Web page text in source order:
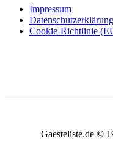
Impressum
Datenschutzerklärung
Cookie-Richtlinie
Gaesteliste.de ©